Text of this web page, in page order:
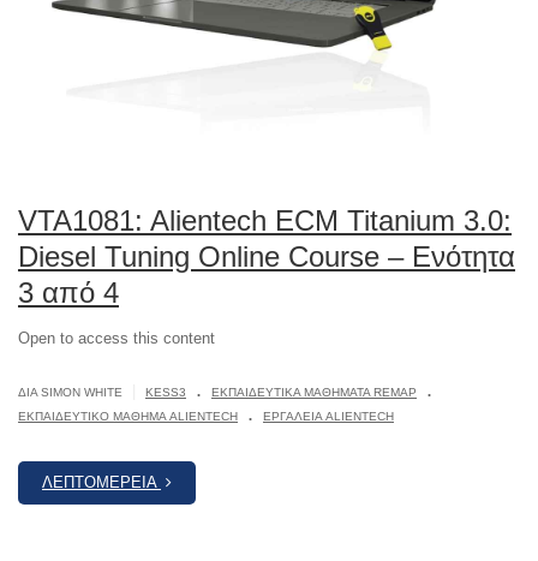
VTA1081: Alientech ECM Titanium 3.0:
Diesel Tuning Online Course – Ενότητα
3 από 4
Open to access this content
ΔΙΆ SIMON WHITE KESS3 . ΕΚΠΑΙΔΕΥΤΙΚΆ ΜΑΘΉΜΑΤΑ REMAP .
ΕΚΠΑΙΔΕΥΤΙΚΌ ΜΆΘΗΜΑ ALIENTECH . ΕΡΓΑΛΕΊΑ ALIENTECH
ΛΕΠΤΟΜΈΡΕΙΑ